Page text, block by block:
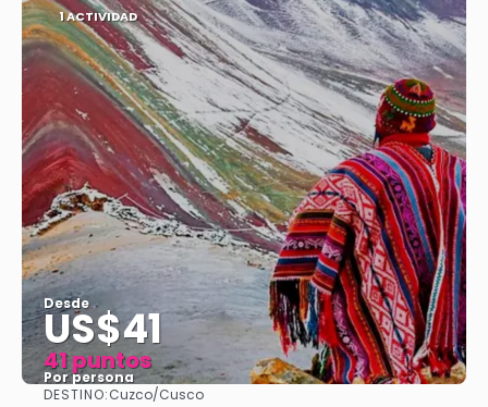
1 ACTIVIDAD
Desde
US$41
41 puntos
Por persona
DESTINO:Cuzco/Cusco